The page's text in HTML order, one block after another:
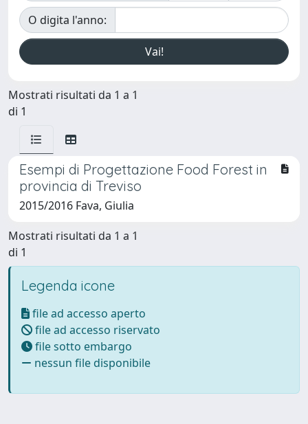
O digita l'anno:
Mostrati risultati da 1 a 1
di 1
Esempi di Progettazione Food Forest in
provincia di Treviso
2015/2016 Fava, Giulia
Mostrati risultati da 1 a 1
di 1
Legenda icone
file ad accesso aperto
file ad accesso riservato
file sotto embargo
nessun file disponibile